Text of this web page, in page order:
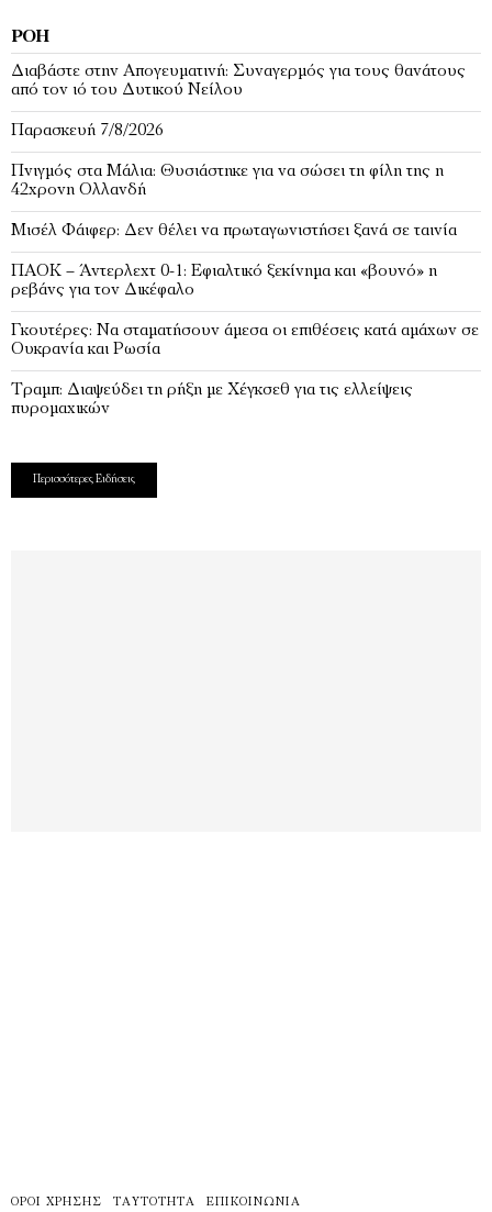
ΡΟΉ
Διαβάστε στην Απογευματινή: Συναγερμός για τους θανάτους
από τον ιό του Δυτικού Νείλου
Παρασκευή 7/8/2026
Πνιγμός στα Μάλια: Θυσιάστηκε για να σώσει τη φίλη της η
42χρονη Ολλανδή
Μισέλ Φάιφερ: Δεν θέλει να πρωταγωνιστήσει ξανά σε ταινία
ΠΑΟΚ – Άντερλεχτ 0-1: Εφιαλτικό ξεκίνημα και «βουνό» η
ρεβάνς για τον Δικέφαλο
Γκουτέρες: Να σταματήσουν άμεσα οι επιθέσεις κατά αμάχων σε
Ουκρανία και Ρωσία
Τραμπ: Διαψεύδει τη ρήξη με Χέγκσεθ για τις ελλείψεις
πυρομαχικών
Περισσότερες Ειδήσεις
ΌΡΟΙ ΧΡΉΣΗΣ ΤΑΥΤΌΤΗΤΑ
ΕΠΙΚΟΙΝΩΝΊΑ